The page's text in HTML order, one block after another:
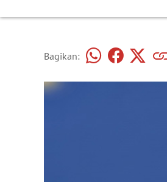
Bagikan: